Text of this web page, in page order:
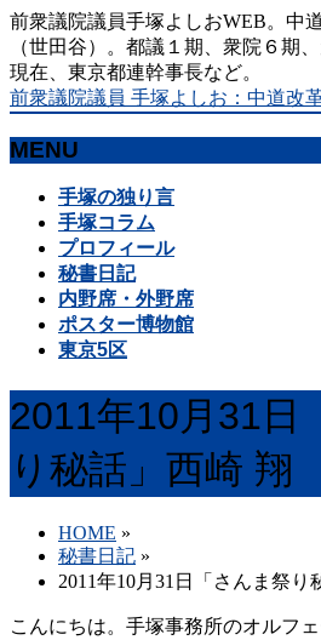
前衆議院議員手塚よしおWEB。中
（世田谷）。都議１期、衆院６期
現在、東京都連幹事長など。
前衆議院議員 手塚よしお：中道改
MENU
手塚の独り言
手塚コラム
プロフィール
秘書日記
内野席・外野席
ポスター博物館
東京5区
2011年10月31日
り秘話」西崎 翔
HOME »
秘書日記 »
2011年10月31日「さんま祭り
こんにちは。手塚事務所のオルフ